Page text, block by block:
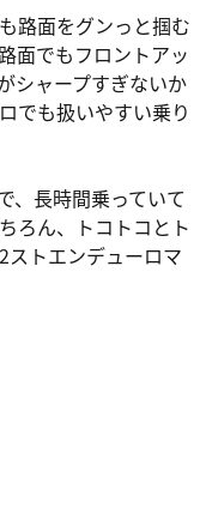
路面をグンっと掴む
面でもフロントアッ
シャープすぎないか
でも扱いやすい乗り
、長時間乗っていて
ろん、トコトコとト
ストエンデューロマ